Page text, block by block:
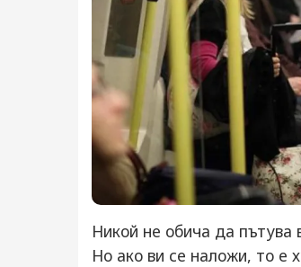
Никой не обича да пътува
Но ако ви се наложи, то е